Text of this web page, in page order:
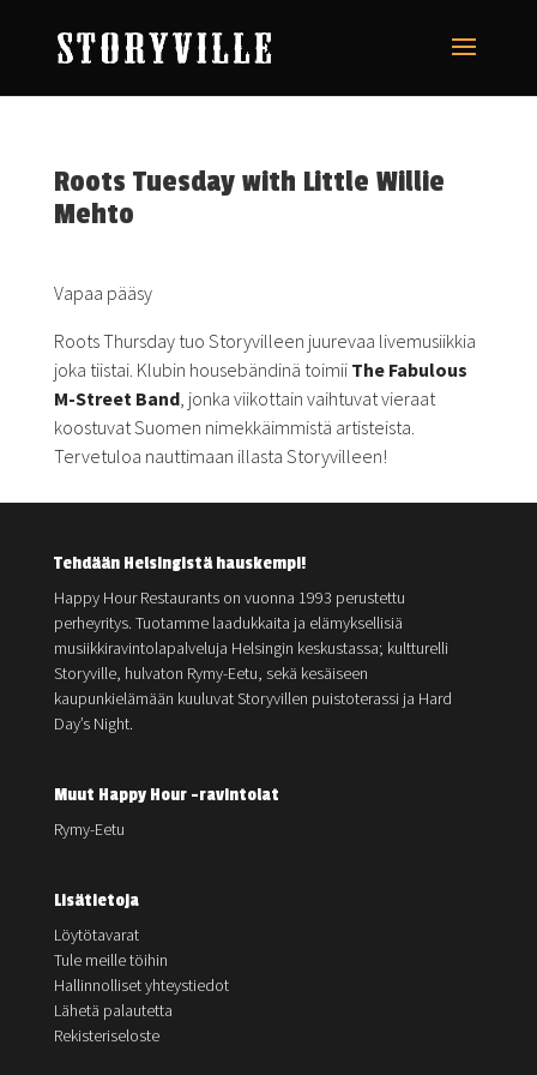
Roots Tuesday with Little Willie
Mehto
Vapaa pääsy
Roots Thursday tuo Storyvilleen juurevaa livemusiikkia
joka tiistai. Klubin housebändinä toimii The Fabulous
M-Street Band, jonka viikottain vaihtuvat vieraat
koostuvat Suomen nimekkäimmistä artisteista.
Tervetuloa nauttimaan illasta Storyvilleen!
Tehdään Helsingistä hauskempi!
Happy Hour Restaurants on vuonna 1993 perustettu
perheyritys. Tuotamme laadukkaita ja elämyksellisiä
musiikkiravintolapalveluja Helsingin keskustassa; kultturelli
Storyville, hulvaton Rymy-Eetu, sekä kesäiseen
kaupunkielämään kuuluvat Storyvillen puistoterassi ja Hard
Day’s Night.
Muut Happy Hour -ravintolat
Rymy-Eetu
Lisätietoja
Löytötavarat
Tule meille töihin
Hallinnolliset yhteystiedot
Lähetä palautetta
Rekisteriseloste